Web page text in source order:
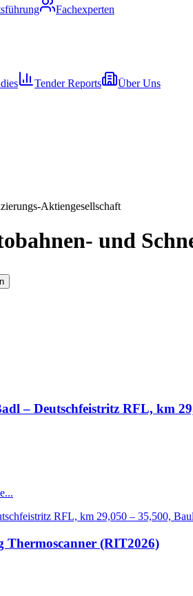
Fachexperten
Tender Reports
Über Uns
Aktiengesellschaft
und
– Deutschfeistritz RFL, km
RFL, km 29,050 – 35,500,
(RIT2026)